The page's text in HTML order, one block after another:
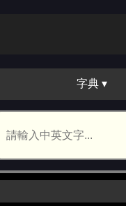
字典 ▾